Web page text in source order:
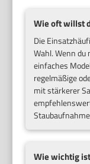
Wie oft willst
Die
Wahl. Wenn
einfaches
regelmäßige
mit stärkerer
Wie wichtig